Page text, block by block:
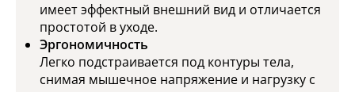
имеет эффектный внешний вид и отличается
простотой в уходе.
Эргономичность
Легко подстраивается под контуры тела,
снимая мышечное напряжение и нагрузку с